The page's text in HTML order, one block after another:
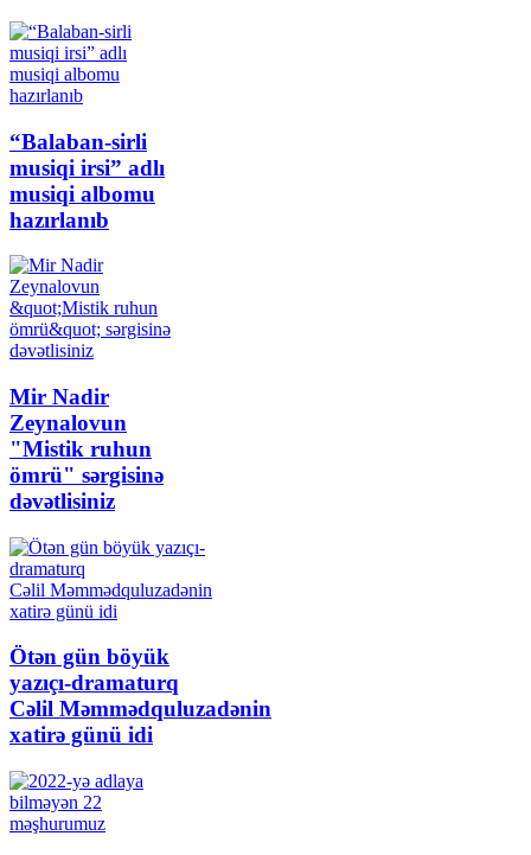
“Balaban-sirli
musiqi irsi” adlı
musiqi albomu
hazırlanıb
Mir Nadir
Zeynalovun
"Mistik ruhun
ömrü" sərgisinə
dəvətlisiniz
Ötən gün böyük
yazıçı-dramaturq
Cəlil Məmmədquluzadənin
xatirə günü idi